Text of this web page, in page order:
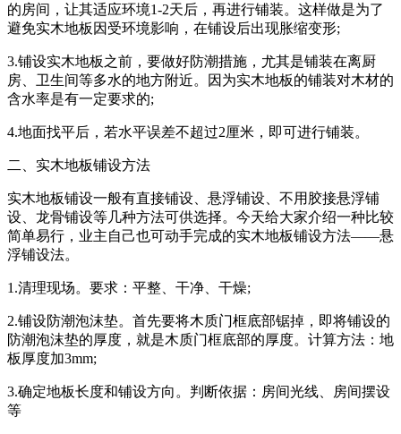
的房间，让其适应环境1-2天后，再进行铺装。这样做是为了
避免实木地板因受环境影响，在铺设后出现胀缩变形;
3.铺设实木地板之前，要做好防潮措施，尤其是铺装在离厨
房、卫生间等多水的地方附近。因为实木地板的铺装对木材的
含水率是有一定要求的;
4.地面找平后，若水平误差不超过2厘米，即可进行铺装。
二、实木地板铺设方法
实木地板铺设一般有直接铺设、悬浮铺设、不用胶接悬浮铺
设、龙骨铺设等几种方法可供选择。今天给大家介绍一种比较
简单易行，业主自己也可动手完成的实木地板铺设方法——悬
浮铺设法。
1.清理现场。要求：平整、干净、干燥;
2.铺设防潮泡沫垫。首先要将木质门框底部锯掉，即将铺设的
防潮泡沫垫的厚度，就是木质门框底部的厚度。计算方法：地
板厚度加3mm;
3.确定地板长度和铺设方向。判断依据：房间光线、房间摆设
等